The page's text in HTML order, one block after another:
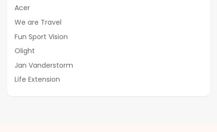
Acer
We are Travel
Fun Sport Vision
Olight
Jan Vanderstorm
Life Extension